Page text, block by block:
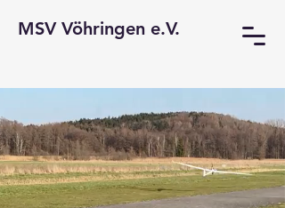
MSV Vöhringen e.V.